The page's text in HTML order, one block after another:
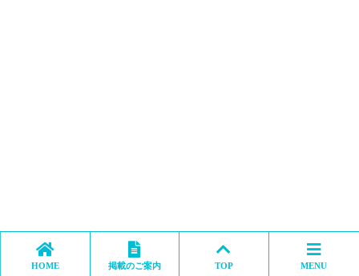
HOME 掲載のご案内 TOP MENU